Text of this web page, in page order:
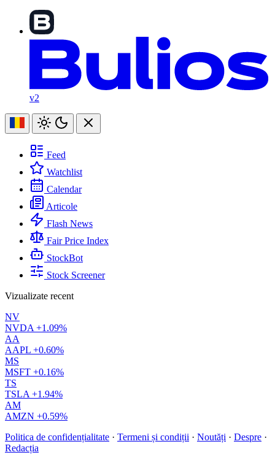
v2
Feed
Watchlist
Calendar
Articole
Flash News
Fair Price Index
StockBot
Stock Screener
Vizualizate recent
NV
NVDA +1.09%
AA
AAPL +0.60%
MS
MSFT +0.16%
TS
TSLA +1.94%
AM
AMZN +0.59%
Politica de confidențialitate · Termeni și condiții · Noutăți · Despre ·
Redacția